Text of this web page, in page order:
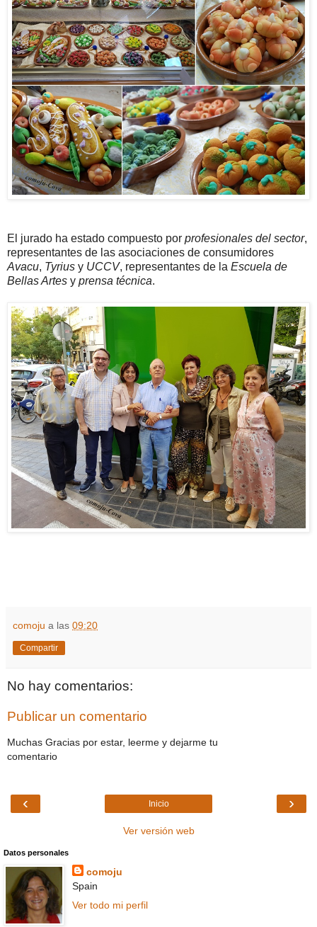
El jurado ha estado compuesto por profesionales del sector,
representantes de las asociaciones de consumidores
Avacu, Tyrius y UCCV, representantes de la Escuela de
Bellas Artes y prensa técnica.
comoju a las 09:20
Compartir
No hay comentarios:
Publicar un comentario
Muchas Gracias por estar, leerme y dejarme tu
comentario
‹ ›
Inicio
Ver versión web
Datos personales
comoju
Spain
Ver todo mi perfil